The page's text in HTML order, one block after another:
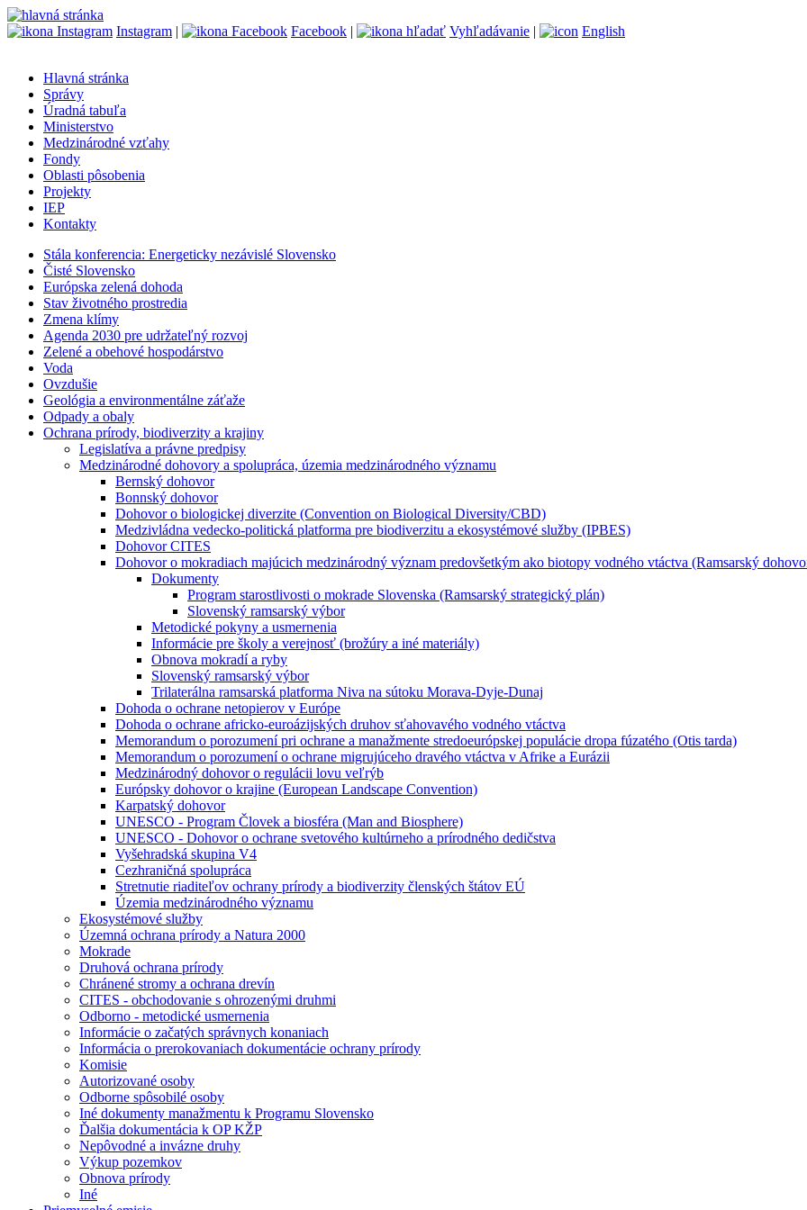
Instagram | Facebook | Vyhľadávanie | English
Hlavná stránka
Správy
Úradná tabuľa
Ministerstvo
Medzinárodné vzťahy
Fondy
Oblasti pôsobenia
Projekty
IEP
Kontakty
Stála konferencia: Energeticky nezávislé Slovensko
Čisté Slovensko
Európska zelená dohoda
Stav životného prostredia
Zmena klímy
Agenda 2030 pre udržateľný rozvoj
Zelené a obehové hospodárstvo
Voda
Ovzdušie
Geológia a environmentálne záťaže
Odpady a obaly
Ochrana prírody, biodiverzity a krajiny
Legislatíva a právne predpisy
Medzinárodné dohovory a spolupráca, územia medzinárodného významu
Bernský dohovor
Bonnský dohovor
Dohovor o biologickej diverzite (Convention on Biological Diversity/CBD)
Medzivládna vedecko-politická platforma pre biodiverzitu a ekosystémové služby (IPBES)
Dohovor CITES
Dohovor o mokradiach majúcich medzinárodný význam predovšetkým ako biotopy vodného vtáctva (Ramsarský
Dokumenty
Program starostlivosti o mokrade Slovenska (Ramsarský strategický plán)
Slovenský ramsarský výbor
Metodické pokyny a usmernenia
Informácie pre školy a verejnosť (brožúry a iné materiály)
Obnova mokradí a ryby
Slovenský ramsarský výbor
Trilaterálna ramsarská platforma Niva na sútoku Morava-Dyje-Dunaj
Dohoda o ochrane netopierov v Európe
Dohoda o ochrane africko-euroázijských druhov sťahovavého vodného vtáctva
Memorandum o porozumení pri ochrane a manažmente stredoeurópskej populácie dropa fúzatého (Otis tarda)
Memorandum o porozumení o ochrane migrujúceho dravého vtáctva v Afrike a Eurázii
Medzinárodný dohovor o regulácii lovu veľrýb
Európsky dohovor o krajine (European Landscape Convention)
Karpatský dohovor
UNESCO - Program Človek a biosféra (Man and Biosphere)
UNESCO - Dohovor o ochrane svetového kultúrneho a prírodného dedičstva
Vyšehradská skupina V4
Cezhraničná spolupráca
Stretnutie riaditeľov ochrany prírody a biodiverzity členských štátov EÚ
Územia medzinárodného významu
Ekosystémové služby
Územná ochrana prírody a Natura 2000
Mokrade
Druhová ochrana prírody
Chránené stromy a ochrana drevín
CITES - obchodovanie s ohrozenými druhmi
Odborno - metodické usmernenia
Informácie o začatých správnych konaniach
Informácia o prerokovaniach dokumentácie ochrany prírody
Komisie
Autorizované osoby
Odborne spôsobilé osoby
Iné dokumenty manažmentu k Programu Slovensko
Ďalšia dokumentácia k OP KŽP
Nepôvodné a invázne druhy
Výkup pozemkov
Obnova prírody
Iné